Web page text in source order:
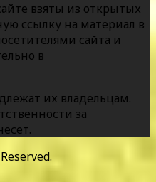
взяты из открытых
ссылку на материал в
сайта и
в
их владельцам.
за